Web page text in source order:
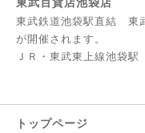
東武鉄道池袋駅直結 東
が開催されます。
ＪＲ・東武東上線池袋
トップページ